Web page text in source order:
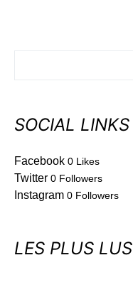
SOCIAL LINKS
Facebook 0 Likes
Twitter 0 Followers
Instagram 0 Followers
LES PLUS LUS